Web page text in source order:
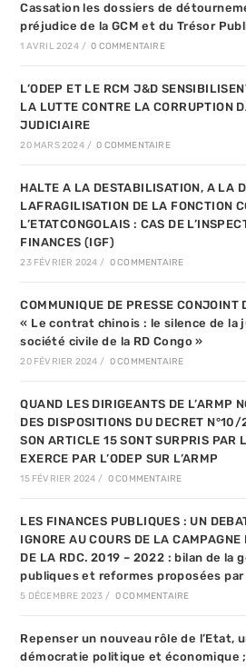
Cassation les dossiers de
préjudice de la GCM et du Trésor
1 AVRIL 2024 / 0 COMMENTAIRE
L’ODEP ET LE RCM J&D
LA LUTTE CONTRE LA CORRUPTION
JUDICIAIRE
20 MARS 2024 / 0 COMMENTAIRE
HALTE A LA DESTABILISATION, A LA
LAFRAGILISATION DE LA FONCTION
L’ETATCONGOLAIS : CAS DE
FINANCES (IGF)
23 FÉVRIER 2024 / 0 COMMENTAIRE
COMMUNIQUE DE PRESSE CONJOINT
« Le contrat chinois : le silence de la
société civile de la RD Congo »
20 FÉVRIER 2024 / 0 COMMENTAIRE
QUAND LES DIRIGEANTS DE L’ARMP
DES DISPOSITIONS DU DECRET
SON ARTICLE 15 SONT SURPRIS PAR
EXERCE PAR L’ODEP SUR L’ARMP
15 FÉVRIER 2024 / 0 COMMENTAIRE
LES FINANCES PUBLIQUES : UN
IGNORE AU COURS DE LA
DE LA RDC. 2019 – 2022 : bilan de la
publiques et reformes proposées par
5 DÉCEMBRE 2023 / 0 COMMENTAIRE
Repenser un nouveau rôle de l’Etat,
démocratie politique et économique